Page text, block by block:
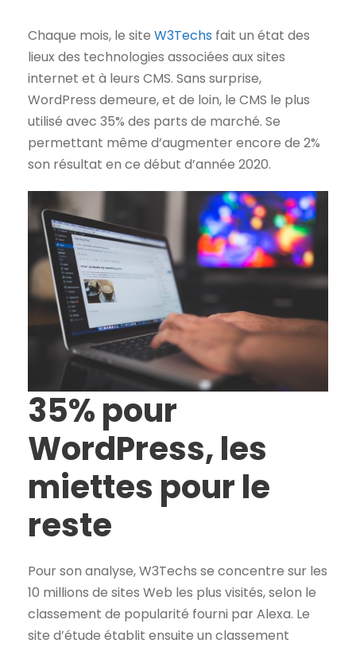
Chaque mois, le site W3Techs fait un état des
lieux des technologies associées aux sites
internet et à leurs CMS. Sans surprise,
WordPress demeure, et de loin, le CMS le plus
utilisé avec 35% des parts de marché. Se
permettant même d’augmenter encore de 2%
son résultat en ce début d’année 2020.
35% pour
WordPress, les
miettes pour le
reste
Pour son analyse, W3Techs se concentre sur les
10 millions de sites Web les plus visités, selon le
classement de popularité fourni par Alexa. Le
site d’étude établit ensuite un classement